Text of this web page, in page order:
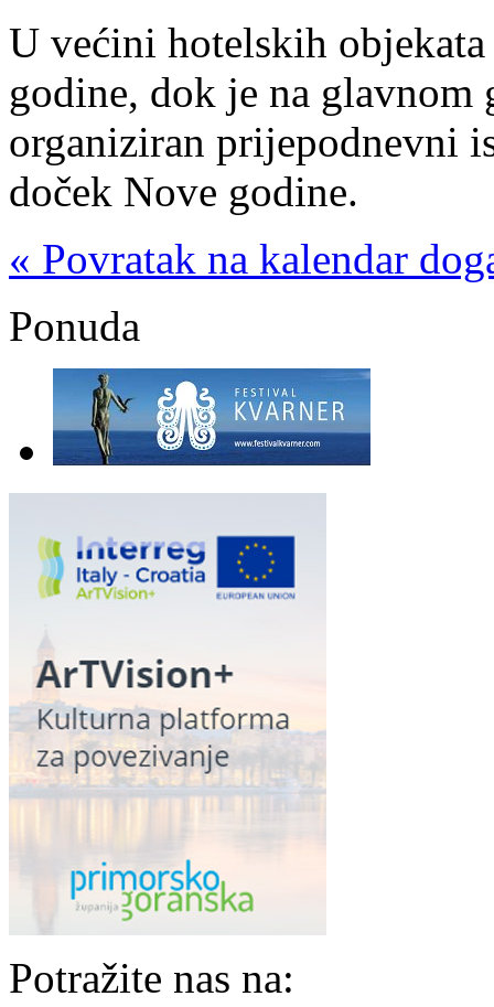
U većini hotelskih
godine, dok je na
organiziran prijepodnevni
doček Nove godine.
« Povratak na kalendar
Ponuda
Potražite nas na: